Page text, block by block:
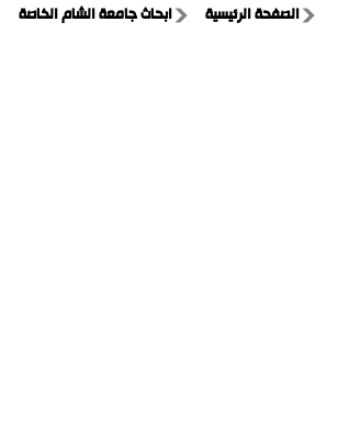
الصفحة الرئيسية ابحاث جامعة الشام الخاصة